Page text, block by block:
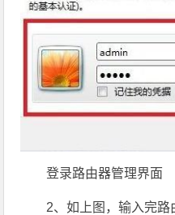
登录路由器管理界面
2、如上图，输入完